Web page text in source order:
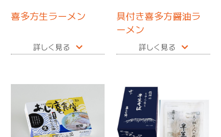
喜多方生ラーメン
詳しく見る
具付き喜多方醤油ラ
ーメン
詳しく見る